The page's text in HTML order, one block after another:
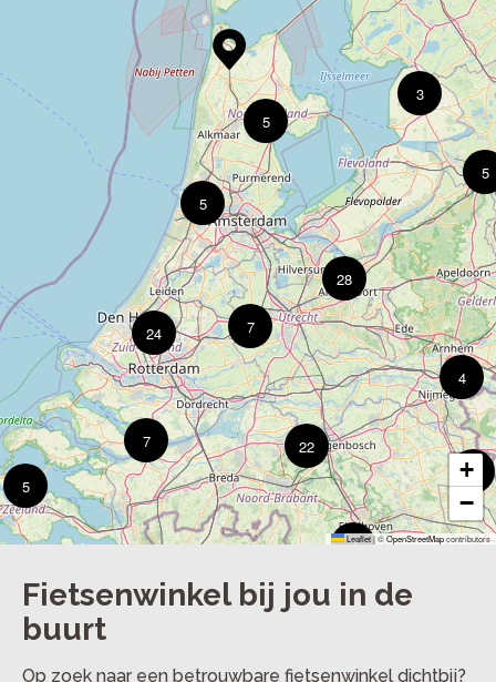
nieuwe fietsen, onderhoud en reparaties.
Fietslease
171
Vervangfiets
171
Fietsverhuur
33
5
7
28
5
24
4
3
22
7
3
5
7
5
+
−
Leaflet|©OpenStreetMapcontributors
Fietsenwinkel bij jou in de
buurt
Op zoek naar een betrouwbare fietsenwinkel dichtbij?